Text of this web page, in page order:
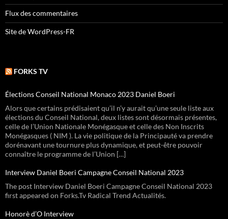
Flux des commentaires
Site de WordPress-FR
FORKS TV
Élections Conseil National Monaco 2023 Daniel Boeri
Alors que certains prédisaient qu’il n’y aurait qu’une seule liste aux
élections du Conseil National, deux listes sont désormais présentes,
celle de l’Union Nationale Monégasque et celle des Non Inscrits
Monégasques ( NIM ). La vie politique de la Principauté va prendre
dorénavant une tournure plus dynamique, et peut-être pouvoir
connaître le programme de l’Union […]
Interview Daniel Boeri Campagne Conseil National 2023
The post Interview Daniel Boeri Campagne Conseil National 2023
first appeared on Forks.Tv Radical Trend Actualités.
Honorè d’O Interview